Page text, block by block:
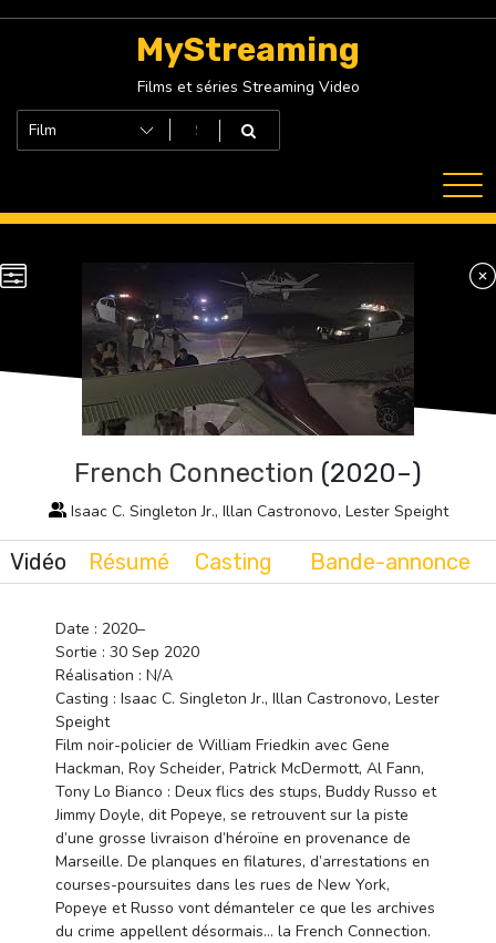
MyStreaming
Films et séries Streaming Video
French Connection (2020–)
Isaac C. Singleton Jr., Illan Castronovo, Lester Speight
Vidéo Résumé Casting Bande-annonce
Date : 2020–
Sortie : 30 Sep 2020
Réalisation : N/A
Casting : Isaac C. Singleton Jr., Illan Castronovo, Lester
Speight
Film noir-policier de William Friedkin avec Gene
Hackman, Roy Scheider, Patrick McDermott, Al Fann,
Tony Lo Bianco : Deux flics des stups, Buddy Russo et
Jimmy Doyle, dit Popeye, se retrouvent sur la piste
d’une grosse livraison d’héroïne en provenance de
Marseille. De planques en filatures, d’arrestations en
courses-poursuites dans les rues de New York,
Popeye et Russo vont démanteler ce que les archives
du crime appellent désormais… la French Connection.